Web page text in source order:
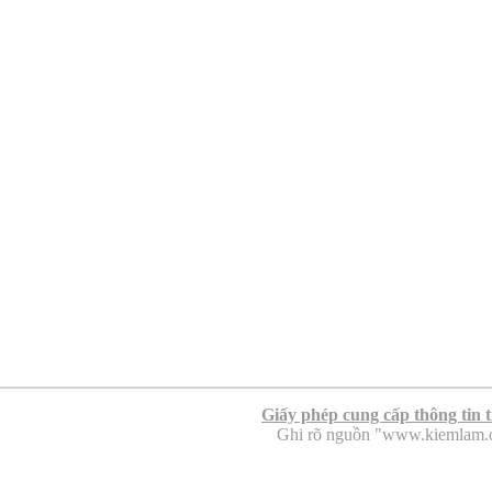
Giấy phép cung cấp thông tin
Ghi rõ nguồn